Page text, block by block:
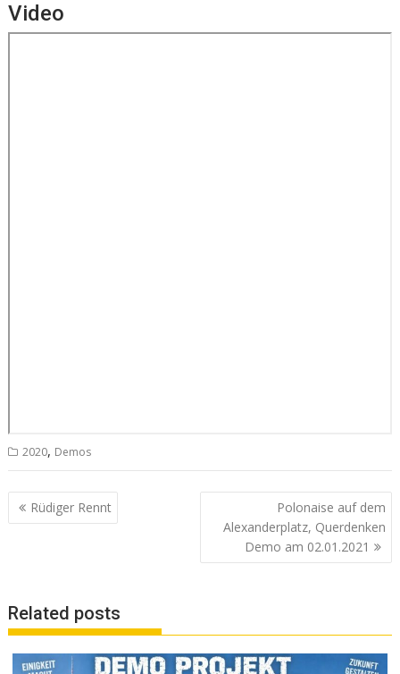
Video
2020, Demos
Beitrags-
Navigation
Rüdiger Rennt
Polonaise auf dem
Alexanderplatz, Querdenken
Demo am 02.01.2021
Related posts